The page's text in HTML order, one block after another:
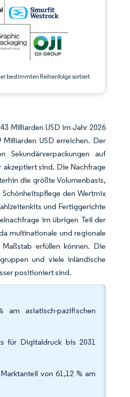
bestimmten Reihenfolge sortiert
Milliarden USD im Jahr 2026
USD erreichen. Der
Sekundärverpackungen auf
akzeptiert sind. Die Nachfrage
die größte Volumenbasis,
den Wertmix
und Fertiggerichte
im übrigen Teil der
multinationale und regionale
erfüllen können. Die
und viele inländische
positioniert sind.
asiatisch-pazifischen
für Digitaldruck bis 2031
von 61,12 % am